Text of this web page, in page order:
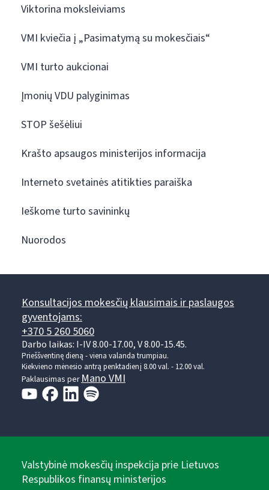
Viktorina moksleiviams
VMI kviečia į „Pasimatymą su mokesčiais“
VMI turto aukcionai
Įmonių VDU palyginimas
STOP šešėliui
Krašto apsaugos ministerijos informacija
Interneto svetainės atitikties paraiška
Ieškome turto savininkų
Nuorodos
Konsultacijos mokesčių klausimais ir paslaugos
gyventojams:
+370 5 260 5060
Darbo laikas: I-IV 8.00-17.00, V 8.00-15.45.
Prieššventinę dieną - viena valanda trumpiau.
Kiekvieno mėnesio antrą penktadienį 8.00 val. - 12.00 val.
Paklausimas perMano VMI
Valstybinė mokesčių inspekcija prie Lietuvos
Respublikos finansų ministerijos